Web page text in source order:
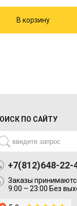
ПО САЙТУ
+7(812)648-22-
Заказы
9:00 – 23:00 Без